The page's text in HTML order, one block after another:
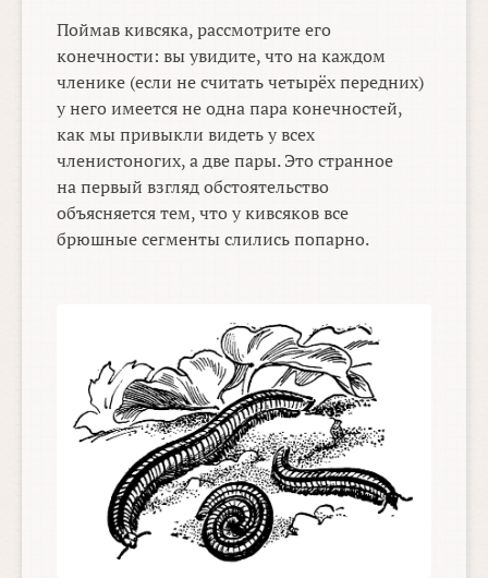
Поймав кивсяка, рассмотрите его
конечности: вы увидите, что на каждом
членике (если не считать четырёх передних)
у него имеется не одна пара конечностей,
как мы привыкли видеть у всех
членистоногих, а две пары. Это странное
на первый взгляд обстоятельство
объясняется тем, что у кивсяков все
брюшные сегменты слились попарно.